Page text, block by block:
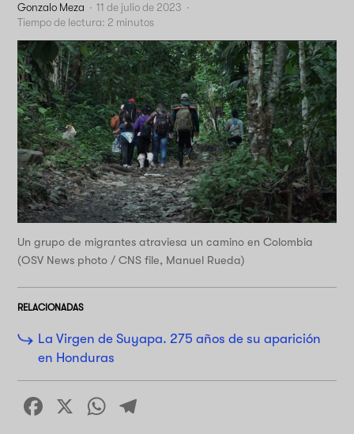
Gonzalo Meza · 11 de julio de 2023 ·
Tiempo de lectura: 2 minutos
Un grupo de migrantes atraviesa un camino en Colombia
(OSV News photo / CNS file, Manuel Rueda)
RELACIONADAS
La Virgen de Suyapa. 275 años de su aparición
en Honduras
Facebook
X WhatsApp